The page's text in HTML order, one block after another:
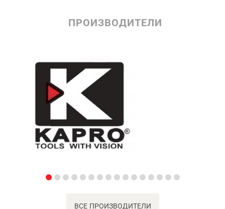
ПРОИЗВОДИТЕЛИ
ВСЕ ПРОИЗВОДИТЕЛИ